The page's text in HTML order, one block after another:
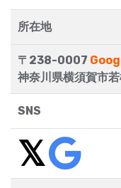
所在地
〒238-0007
神奈川県横須賀市
SNS